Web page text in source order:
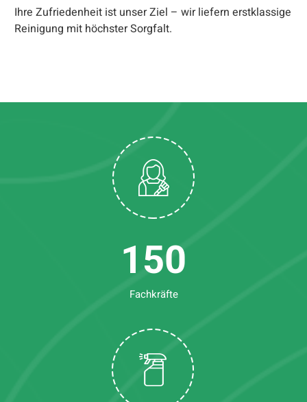
Ihre Zufriedenheit ist unser Ziel – wir liefern erstklassige
Reinigung mit höchster Sorgfalt.
Fachkräfte
150